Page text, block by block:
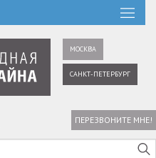
МОСКВА
САНКТ-ПЕТЕРБУРГ
ПЕРЕЗВОНИТЕ МНЕ!